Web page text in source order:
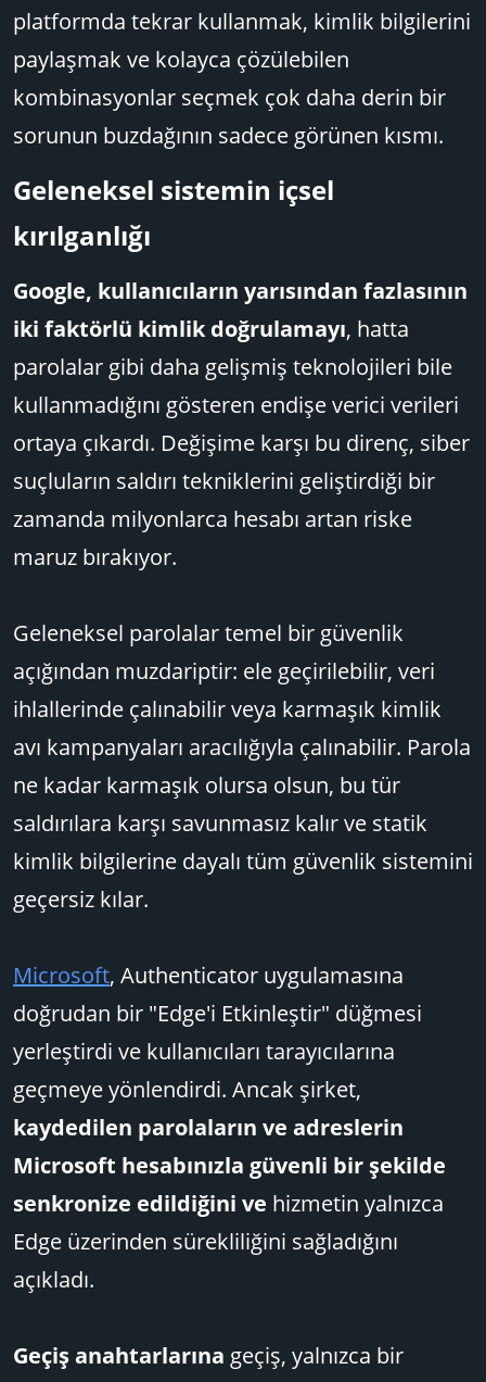
platformda tekrar kullanmak, kimlik bilgilerini
paylaşmak ve kolayca çözülebilen
kombinasyonlar seçmek çok daha derin bir
sorunun buzdağının sadece görünen kısmı.
Geleneksel sistemin içsel
kırılganlığı​
Google, kullanıcıların yarısından fazlasının
iki faktörlü kimlik doğrulamayı, hatta
parolalar gibi daha gelişmiş teknolojileri bile
kullanmadığını gösteren endişe verici verileri
ortaya çıkardı. Değişime karşı bu direnç, siber
suçluların saldırı tekniklerini geliştirdiği bir
zamanda milyonlarca hesabı artan riske
maruz bırakıyor.
Geleneksel parolalar temel bir güvenlik
açığından muzdariptir: ele geçirilebilir, veri
ihlallerinde çalınabilir veya karmaşık kimlik
avı kampanyaları aracılığıyla çalınabilir. Parola
ne kadar karmaşık olursa olsun, bu tür
saldırılara karşı savunmasız kalır ve statik
kimlik bilgilerine dayalı tüm güvenlik sistemini
geçersiz kılar.
Microsoft, Authenticator uygulamasına
doğrudan bir "Edge'i Etkinleştir" düğmesi
yerleştirdi ve kullanıcıları tarayıcılarına
geçmeye yönlendirdi. Ancak şirket,
kaydedilen parolaların ve adreslerin
Microsoft hesabınızla güvenli bir şekilde
senkronize edildiğini ve hizmetin yalnızca
Edge üzerinden sürekliliğini sağladığını
açıkladı.
Geçiş anahtarlarına geçiş, yalnızca bir